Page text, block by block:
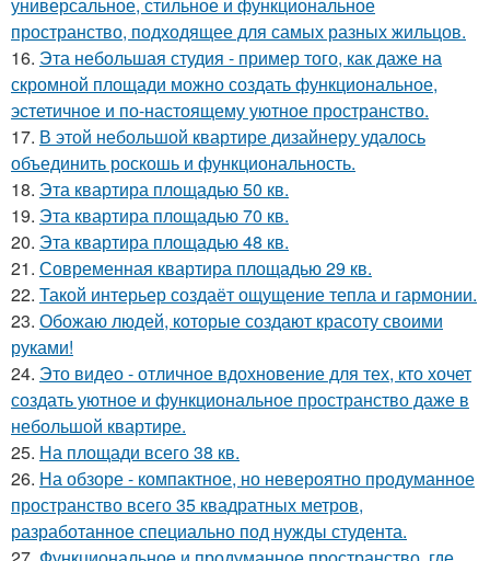
пространство, подходящее для самых разных жильцов.
16. Эта небольшая студия - пример того, как даже на
скромной площади можно создать функциональное,
эстетичное и по-настоящему уютное пространство.
17. В этой небольшой квартире дизайнеру удалось
объединить роскошь и функциональность.
18. Эта квартира площадью 50 кв.
19. Эта квартира площадью 70 кв.
20. Эта квартира площадью 48 кв.
21. Современная квартира площадью 29 кв.
22. Такой интерьер создаёт ощущение тепла и гармонии.
23. Обожаю людей, которые создают красоту своими
руками!
24. Это видео - отличное вдохновение для тех, кто хочет
создать уютное и функциональное пространство даже в
небольшой квартире.
25. На площади всего 38 кв.
26. На обзоре - компактное, но невероятно продуманное
пространство всего 35 квадратных метров,
разработанное специально под нужды студента.